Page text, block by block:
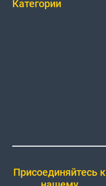
Категории
Присоединяйтесь к